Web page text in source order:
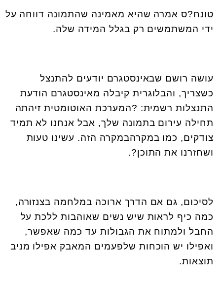
טונח?ס אמרה שהיא מאמינה שהתמונה דווחה על
ידי המשתמשים רק בגלל המידה שלה.
עושה רושם שבאינסטגרם יודעים להתנצל
כשצריך, והבלוגרית קיבלה מאינסטגרם הודעת
התנצלות רשמית: ?המערכת האוטומטית זיהתה
תחילה עירום בתמונה שלך, אבל אנחנו לא תמיד
צודקים, כמו במקרהבמקרה הזה. עשינו טעות
ושחזרנו את התוכן?.
לסיכום, גם אם הדרך ארוכה במלחמה בצנזורה,
כמה כיף לראות שיש נשים שאוהבות ללכת על
החבל ולמתוח את הגבולות עד כמה שאפשר,
ואפילו יש הוכחות שלפעמים המאבק אפילו מניב
תוצאות.